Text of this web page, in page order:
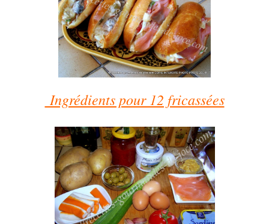
Ingrédients pour 12 fricassées